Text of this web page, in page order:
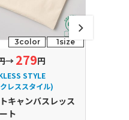
3color 1size
→ 279円
STYLE
レススタイル)
キャンバスレッス
ト